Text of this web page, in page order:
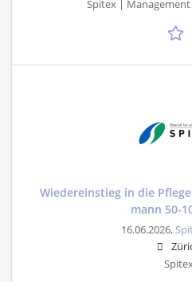
Spitex |
Wiedereinstieg in die
mann 50-
16.06.2026,